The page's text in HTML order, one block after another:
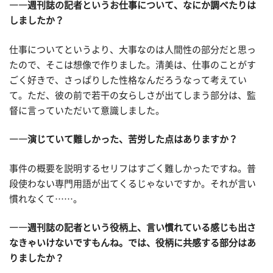
――週刊誌の記者というお仕事について、なにか調べたりは
しましたか？
仕事についてというより、大事なのは人間性の部分だと思っ
たので、そこは想像で作りました。清美は、仕事のことがす
ごく好きで、さっぱりした性格なんだろうなって考えてい
て。ただ、彼の前で若干の女らしさが出てしまう部分は、監
督に言っていただいて意識しました。
――演じていて難しかった、苦労した点はありますか？
事件の概要を説明するセリフはすごく難しかったですね。普
段使わない専門用語が出てくるじゃないですか。それが言い
慣れなくて……。
――週刊誌の記者という役柄上、言い慣れている感じも出さ
なきゃいけないですもんね。では、役柄に共感する部分はあ
りましたか？